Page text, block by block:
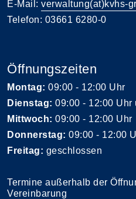
E-Mail: verwaltung(at)kvhs-
Telefon: 03661 6280-0
Öffnungszeiten
Montag: 09:00 - 12:00 Uhr
Dienstag: 09:00 - 12:00 Uhr
Mittwoch: 09:00 - 12:00 Uhr
Donnerstag: 09:00 - 12:00
Freitag: geschlossen
Termine außerhalb der
Vereinbarung